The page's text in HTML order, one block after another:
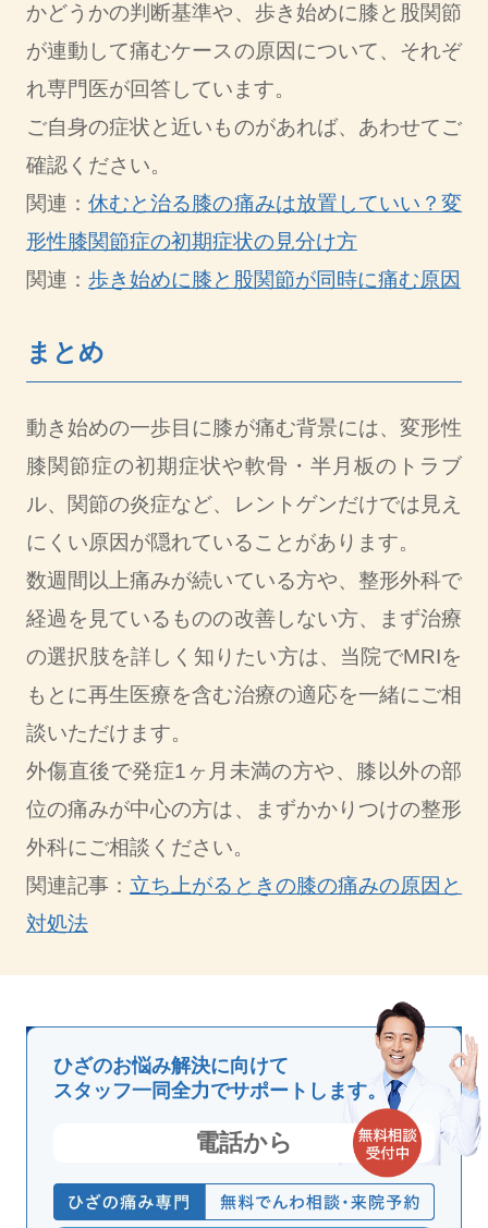
かどうかの判断基準や、歩き始めに膝と股関節
が連動して痛むケースの原因について、それぞ
れ専門医が回答しています。
ご自身の症状と近いものがあれば、あわせてご
確認ください。
関連：休むと治る膝の痛みは放置していい？変
形性膝関節症の初期症状の見分け方
関連： 歩き始めに膝と股関節が同時に痛む原因
まとめ
動き始めの一歩目に膝が痛む背景には、変形性
膝関節症の初期症状や軟骨・半月板のトラブ
ル、関節の炎症など、レントゲンだけでは見え
にくい原因が隠れていることがあります。
数週間以上痛みが続いている方や、整形外科で
経過を見ているものの改善しない方、まず治療
の選択肢を詳しく知りたい方は、当院でMRIを
もとに再生医療を含む治療の適応を一緒にご相
談いただけます。
外傷直後で発症1ヶ月未満の方や、膝以外の部
位の痛みが中心の方は、まずかかりつけの整形
外科にご相談ください。
関連記事： 立ち上がるときの膝の痛みの原因と
対処法
ひざのお悩み解決に向けて
スタッフ一同全力でサポートします。
電話から